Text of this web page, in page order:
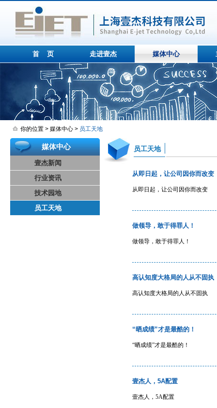
首 页 走进壹杰 媒体中心
你的位置 > 媒体中心 > 员工天地
媒体中心
壹杰新闻
行业资讯
技术园地
员工天地
员工天地
从即日起，让公司因你而改变
从即日起，让公司因你而改变
做领导，敢于得罪人！
做领导，敢于得罪人！
高认知度大格局的人从不固执
高认知度大格局的人从不固执
“晒成绩”才是最酷的！
“晒成绩”才是最酷的！
壹杰人，5A配置
壹杰人，5A配置